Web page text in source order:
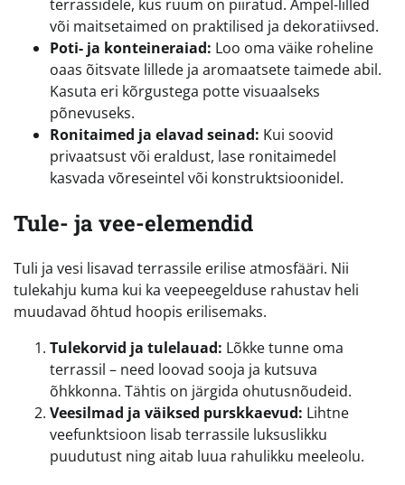
terrassidele, kus ruum on piiratud. Ampel-lilled
või maitsetaimed on praktilised ja dekoratiivsed.
Poti- ja konteineraiad: Loo oma väike roheline
oaas õitsvate lillede ja aromaatsete taimede abil.
Kasuta eri kõrgustega potte visuaalseks
põnevuseks.
Ronitaimed ja elavad seinad: Kui soovid
privaatsust või eraldust, lase ronitaimedel
kasvada võreseintel või konstruktsioonidel.
Tule- ja vee-elemendid
Tuli ja vesi lisavad terrassile erilise atmosfääri. Nii
tulekahju kuma kui ka veepeegelduse rahustav heli
muudavad õhtud hoopis erilisemaks.
Tulekorvid ja tulelauad: Lõkke tunne oma
terrassil – need loovad sooja ja kutsuva
õhkkonna. Tähtis on järgida ohutusnõudeid.
Veesilmad ja väiksed purskkaevud: Lihtne
veefunktsioon lisab terrassile luksuslikku
puudutust ning aitab luua rahulikku meeleolu.